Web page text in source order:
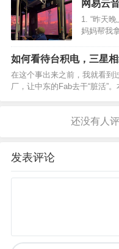
语最值得
家），将
网易云
么？
1. “昨天
妈妈帮我
听懂这
键词》 2.
如何看待台积电，三星
在这个事出来之前，我就看到
厂，让中东的Fab去干“脏活”
发表评论